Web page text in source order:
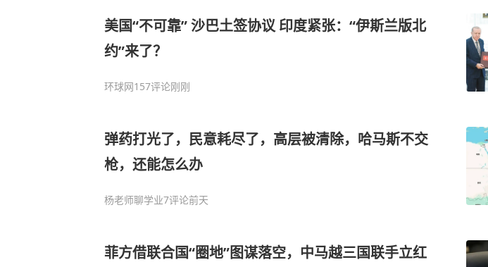
美国“不可靠” 沙巴土签协议 印度紧张：“伊斯兰版北
约”来了？
环球网157评论刚刚
弹药打光了，民意耗尽了，高层被清除，哈马斯不交
枪，还能怎么办
杨老师聊学业7评论前天
菲方借联合国“圈地”图谋落空，中马越三国联手立红